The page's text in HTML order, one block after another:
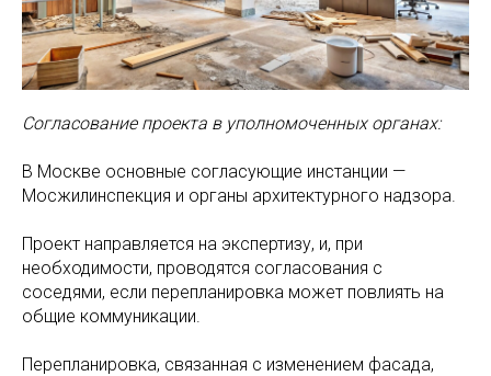
Согласование проекта в уполномоченных органах:
В Москве основные согласующие инстанции —
Мосжилинспекция и органы архитектурного надзора.
Проект направляется на экспертизу, и, при
необходимости, проводятся согласования с
соседями, если перепланировка может повлиять на
общие коммуникации.
Перепланировка, связанная с изменением фасада,